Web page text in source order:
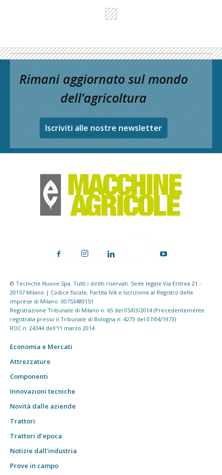
Rimani aggiornato sul mondo
dell’agricoltura
Iscriviti alle nostre newsletter
© Tecniche Nuove Spa. Tutti i diritti riservati. Sede legale Via Eritrea 21 -
20157 Milano | Codice fiscale, Partita IVA e Iscrizione al Registro delle
imprese di Milano: 00753480151
Registrazione Tribunale di Milano n. 65 del 05/03/2014 (Precedentemente
registrata presso il Tribunale di Bologna n. 4273 del 07/04/1973)
ROC n. 24344 dell'11 marzo 2014
Economia e Mercati
Attrezzature
Componenti
Innovazioni tecniche
Novità dalle aziende
Trattori
Trattori d’epoca
Notizie dall’industria
Prove in campo